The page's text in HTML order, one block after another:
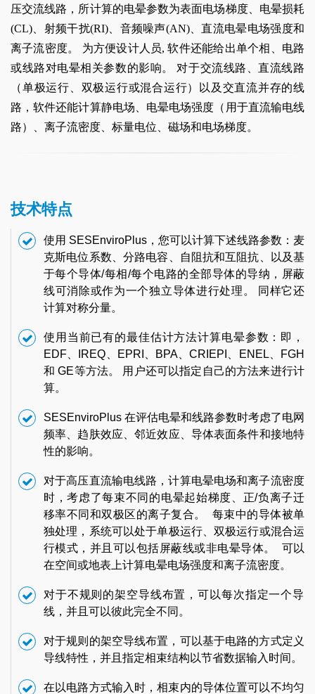
压交流线路，所计算的电晕参数为表面电场梯度、电晕损耗
(CL)、射频干扰(RI)、音频噪声(AN)、直流电晕电场强度和
离子流密度。 为方便设计人员, 软件还能给出单个相、电路
或线路对电晕相关参数的影响。 对于交流线路、直流线路
（单极运行、双极运行或混合运行）以及交直流并存的线
路，软件还能计算静电场、电晕电场强度（用于直流输电线
路）、离子流密度、标量电位、磁场和电场梯度。
技术特点
使用 SESEnviroPlus，您可以计算下述线路参数：麦
克斯电位系数、分路电容、自阻抗和互阻抗、以及基
于每个导体/每相/每个电路的全部导体的导纳，屏蔽
线可消除或作为一个独立导体进行处理。 同样它还
计算对称分量。
使用当前已有的最佳估计方法计算电晕参数：即，
EDF、IREQ、EPRI、BPA、CRIEPI、ENEL、FGH
和 GE等方法。 用户还可以指定自己的方法来进行计
算。
SESEnviroPlus 在评估电晕和线路参数时考虑了电网
频率、趋肤效应、邻近效应、导体表面条件和接地特
性的影响。
对于高压直流输电线路，计算电晕电场和离子流密度
时，考虑了每束不同的电晕起始梯度、正/负离子迁
移率不同和双极区的离子复合。 每束中的导体被单
独处理，系统可以处于单极运行、双极运行或混合运
行模式，并且可以包括屏蔽线或非电晕导体。 可以
在空间或地表上计算电晕电场强度和离子流密度。
对于不规则的架空导线布置，可以每次指定一个导
线，并且可以彼此完全不同。
对于规则的架空导线布置，可以基于电路的方式定义
导线特性，并且指定相束结构以节省数据输入时间。
在以电路方式输入时，相束内的导体位置可以不均匀